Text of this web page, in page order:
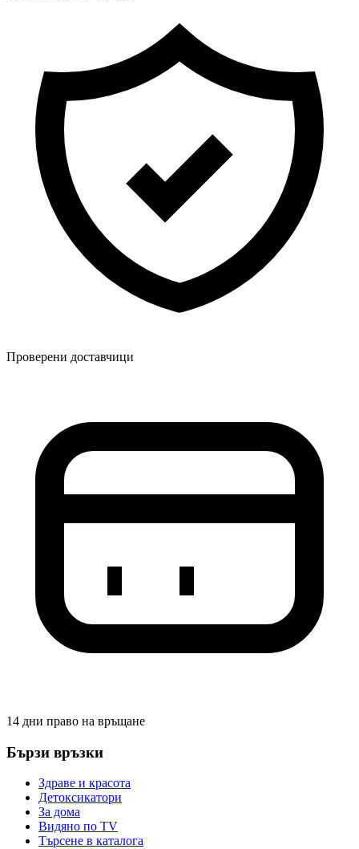
Проверени доставчици
14 дни право на връщане
Бързи връзки
Здраве и красота
Детоксикатори
За дома
Видяно по TV
Търсене в каталога